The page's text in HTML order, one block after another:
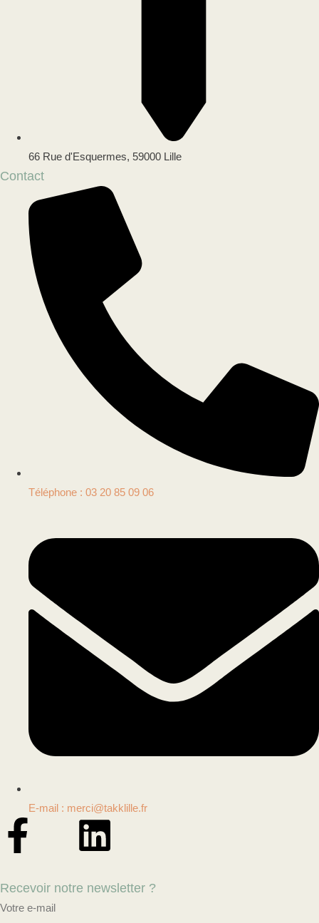
66 Rue d'Esquermes, 59000 Lille
Contact
Téléphone : 03 20 85 09 06
E-mail : merci@takklille.fr
Recevoir notre newsletter ?